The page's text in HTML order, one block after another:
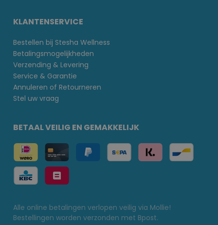
KLANTENSERVICE
Bestellen bij Stesha Wellness
Betalingsmogelijkheden
Verzending & Levering
Service & Garantie
Annuleren of Retourneren
Stel uw vraag
BETAAL VEILIG EN GEMAKKELIJK
Alle online betalingen verlopen veilig via Mollie!
Bestellingen worden verzonden met Bpost.